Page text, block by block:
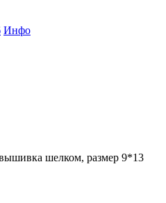
Инфо
шелком, размер 9*13